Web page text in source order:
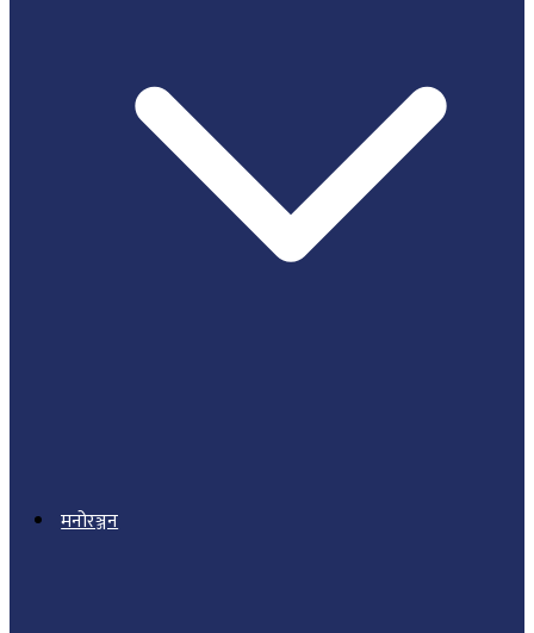
मनोरञ्जन